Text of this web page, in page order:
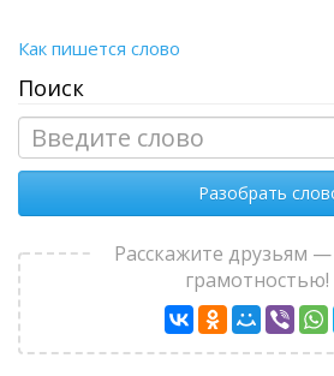
Как пишется слово
Поиск
Разобрать
Расскажите друзьям
грамотностью!